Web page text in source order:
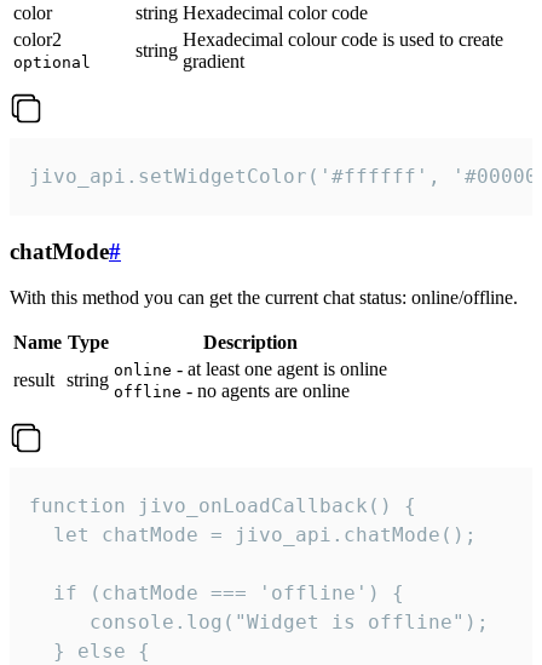
color
string Hexadecimal color code
color2
optional
string
Hexadecimal colour code is used to create
gradient
jivo_api.setWidgetColor('#ffffff',
chatMode#
With this method you can get the current chat status: online/offline.
Name Type
Description
result string online - at least one agent is online
offline - no agents are online
function jivo_onLoadCallback() {
  let chatMode = jivo_api.chatMode();
  if (chatMode === 'offline') {
     console.log("Widget is offline");
  } else {